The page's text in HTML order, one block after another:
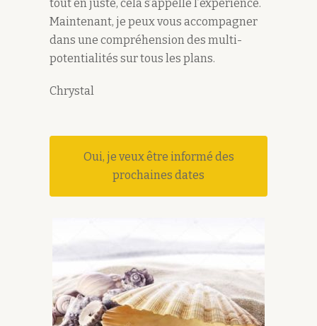
tout en juste, cela s’appelle l’expérience.
Maintenant, je peux vous accompagner
dans une compréhension des multi-
potentialités sur tous les plans.
Chrystal
Oui, je veux être informé des
prochaines dates